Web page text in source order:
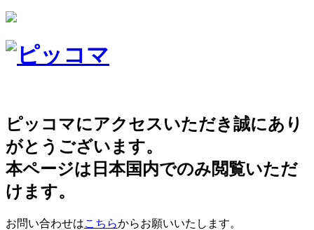
ピッコマにアクセスいただき誠にあり
がとうございます。
本ページは日本国内でのみ閲覧いただ
けます。
お問い合わせはこちらからお願いいたします。